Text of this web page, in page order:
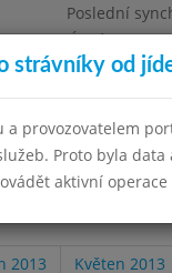
Poslední
Úterý
680
a informace
2013 Květen 2013
strávníky od
a provozovatelem
Proto byla
aktivní